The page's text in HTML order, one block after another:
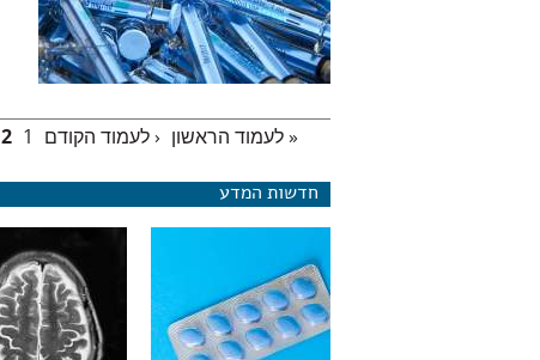
עמודים« לעמוד הראשון ‹ לעמוד הקודם 1
2
חדשות המדע